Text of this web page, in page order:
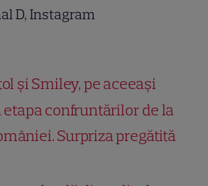
D, Instagram
și Smiley, pe aceeași
etapa confruntărilor de la
Surpriza pregătită